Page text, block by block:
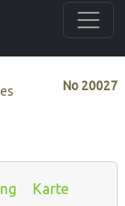
No 20027
Karte